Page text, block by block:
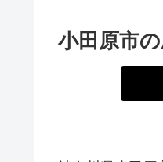
小田原市